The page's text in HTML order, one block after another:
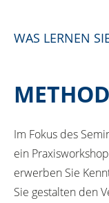
WAS LERNEN
Im Fokus des
ein
erwerben Sie
Sie gestalten den